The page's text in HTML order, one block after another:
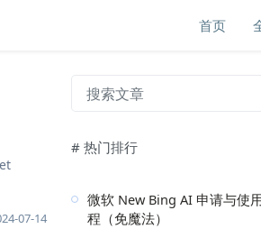
首页
07-14
# 热门排行
微软 New Bing AI 申请与使
程（免魔法）